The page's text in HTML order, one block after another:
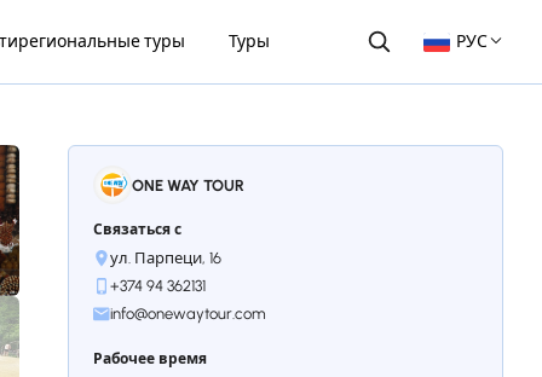
туры Туры РУС
ONE WAY TOUR
Связаться с
ул. Парпеци, 16
+374 94 362131
info@onewaytour.com
Рабочее время